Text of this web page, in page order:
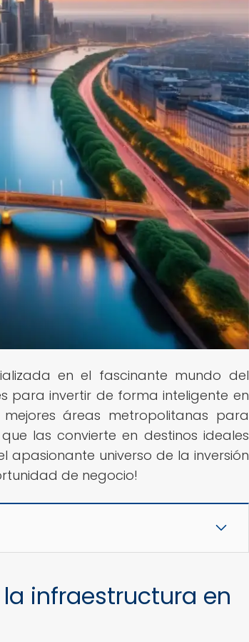
en el fascinante mundo del
para invertir de forma inteligente en
áreas metropolitanas para
las convierte en destinos ideales
apasionante universo de la inversión
de negocio!
infraestructura en